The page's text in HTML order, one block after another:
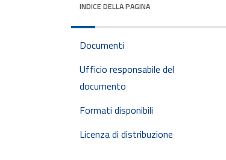
INDICE DELLA PAGINA
Documenti
Ufficio responsabile del
documento
Formati disponibili
Licenza di distribuzione